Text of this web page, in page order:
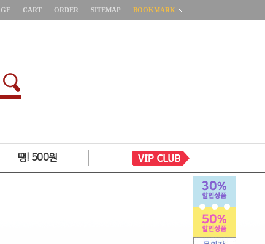
CART ORDER SITEMAP BOOKMARK
땡! 500원